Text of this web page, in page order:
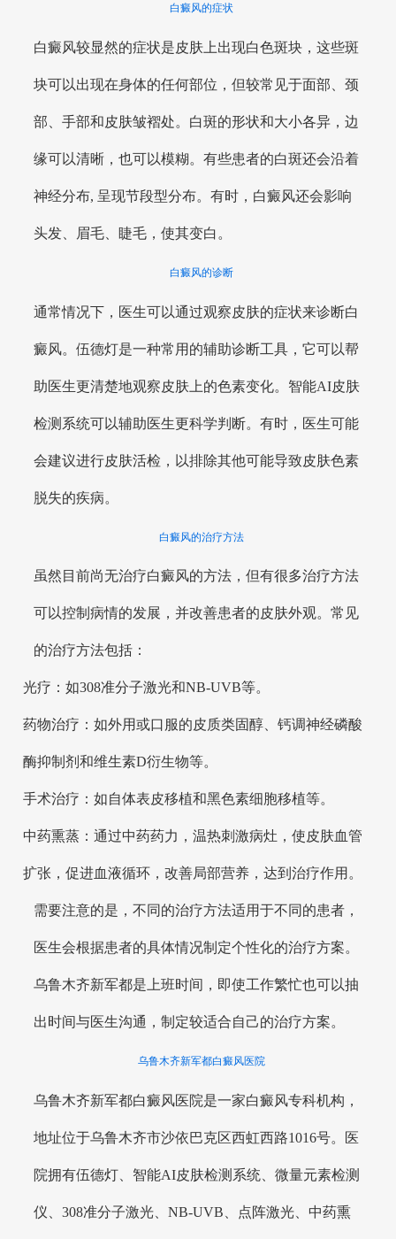
白癜风的症状
白癜风较显然的症状是皮肤上出现白色斑块，这些斑
块可以出现在身体的任何部位，但较常见于面部、颈
部、手部和皮肤皱褶处。白斑的形状和大小各异，边
缘可以清晰，也可以模糊。有些患者的白斑还会沿着
神经分布, 呈现节段型分布。有时，白癜风还会影响
头发、眉毛、睫毛，使其变白。
白癜风的诊断
通常情况下，医生可以通过观察皮肤的症状来诊断白
癜风。伍德灯是一种常用的辅助诊断工具，它可以帮
助医生更清楚地观察皮肤上的色素变化。智能AI皮肤
检测系统可以辅助医生更科学判断。有时，医生可能
会建议进行皮肤活检，以排除其他可能导致皮肤色素
脱失的疾病。
白癜风的治疗方法
虽然目前尚无治疗白癜风的方法，但有很多治疗方法
可以控制病情的发展，并改善患者的皮肤外观。常见
的治疗方法包括：
光疗：如308准分子激光和NB-UVB等。
药物治疗：如外用或口服的皮质类固醇、钙调神经磷酸
酶抑制剂和维生素D衍生物等。
手术治疗：如自体表皮移植和黑色素细胞移植等。
中药熏蒸：通过中药药力，温热刺激病灶，使皮肤血管
扩张，促进血液循环，改善局部营养，达到治疗作用。
需要注意的是，不同的治疗方法适用于不同的患者，
医生会根据患者的具体情况制定个性化的治疗方案。
乌鲁木齐新军都是上班时间，即使工作繁忙也可以抽
出时间与医生沟通，制定较适合自己的治疗方案。
乌鲁木齐新军都白癜风医院
乌鲁木齐新军都白癜风医院是一家白癜风专科机构，
地址位于乌鲁木齐市沙依巴克区西虹西路1016号。医
院拥有伍德灯、智能AI皮肤检测系统、微量元素检测
仪、308准分子激光、NB-UVB、点阵激光、中药熏